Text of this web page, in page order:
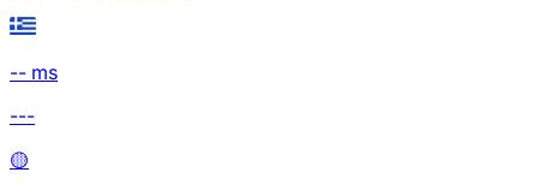
-- ms
---
🟡